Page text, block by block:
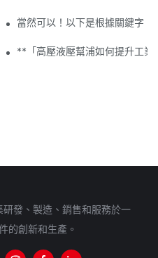
或更具行業針對性，請告訴我！
當然可以！以下是根據關鍵字
浦的優勢
**「高壓液壓幫浦如何提升工業
發、製造、銷售和服務於一
的創新和生產。